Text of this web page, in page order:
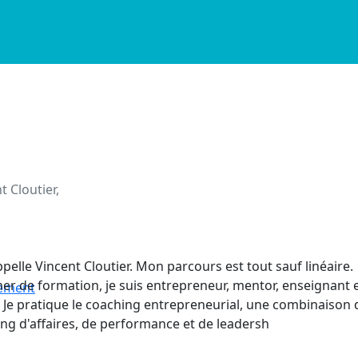
Cloutier,
Vincent Cloutier. Mon parcours est tout sauf linéaire.
de formation, je suis entrepreneur, mentor, enseignant
Je pratique le coaching entrepreneurial, une combinaison
d'affaires, de performance et de leadersh